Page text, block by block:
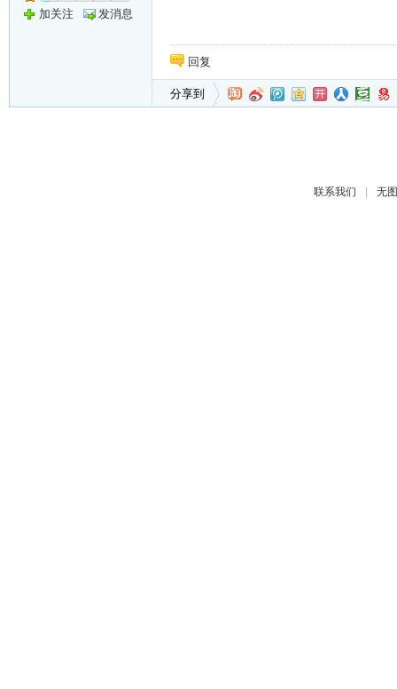
加关注 发消息
回复
分享到
联系我们 | 无